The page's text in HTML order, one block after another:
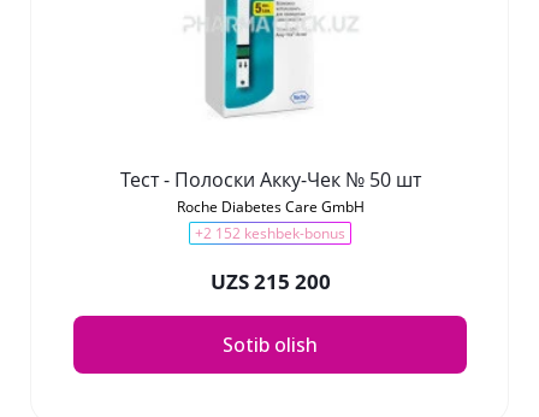
Тест - Полоски Акку-Чек № 50 шт
Roche Diabetes Care GmbH
+2 152 keshbek-bonus
UZS 215 200
Sotib olish